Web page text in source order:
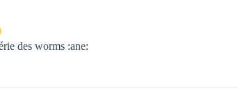
des worms :ane: